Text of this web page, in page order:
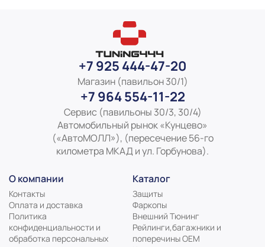
+7 925 444-47-20
Магазин (павильон 30/1)
+7 964 554-11-22
Сервис (павильоны 30/3, 30/4)
Автомобильный рынок «Кунцево»
(«АвтоМОЛЛ»), (пересечение 56-го
километра МКАД и ул. Горбунова).
О компании
Контакты
Оплата и доставка
Политика
конфиденциальности и
обработка персональных
Каталог
Защиты
Фаркопы
Внешний Тюнинг
Рейлинги,багажники и
поперечины ОЕМ